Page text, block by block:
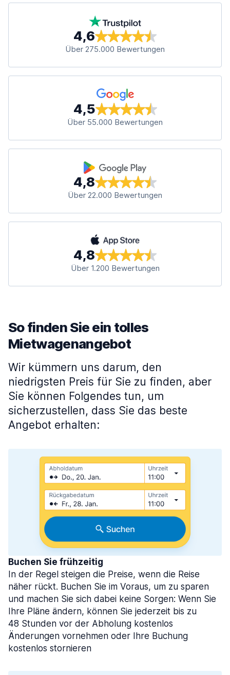
4,6
Über 275.000 Bewertungen
4,5
Über 55.000 Bewertungen
4,8
Über 22.000 Bewertungen
4,8
Über 1.200 Bewertungen
So finden Sie ein tolles
Mietwagenangebot
Wir kümmern uns darum, den
niedrigsten Preis für Sie zu finden, aber
Sie können Folgendes tun, um
sicherzustellen, dass Sie das beste
Angebot erhalten:
Buchen Sie frühzeitig
In der Regel steigen die Preise, wenn die Reise
näher rückt. Buchen Sie im Voraus, um zu sparen
und machen Sie sich dabei keine Sorgen: Wenn Sie
Ihre Pläne ändern, können Sie jederzeit bis zu
48 Stunden vor der Abholung kostenlos
Änderungen vornehmen oder Ihre Buchung
kostenlos stornieren